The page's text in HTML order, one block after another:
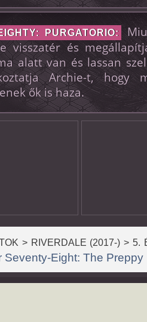
PURGATORIO:
visszatér és
alatt van és lassan
Archie-t, hogy
ők is haza.
> RIVERDALE (2017-) > 5.
Seventy-Eight: The Preppy